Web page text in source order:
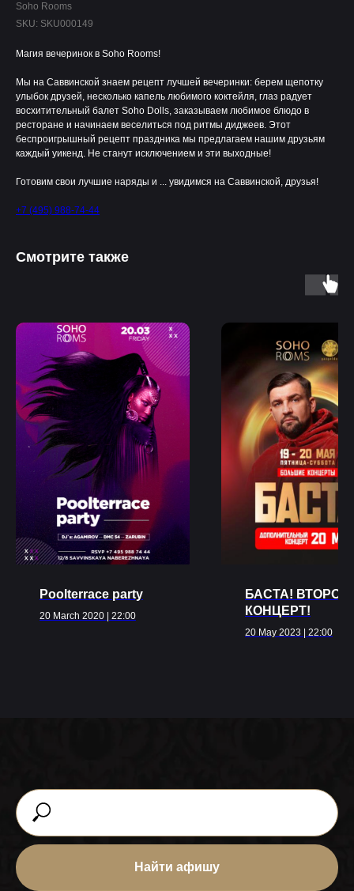
Soho Rooms
SKU: SKU000149
Магия вечеринок в Soho Rooms!
Мы на Саввинской знаем рецепт лучшей вечеринки: берем щепотку
улыбок друзей, несколько капель любимого коктейля, глаз радует
восхитительный балет Soho Dolls, заказываем любимое блюдо в
ресторане и начинаем веселиться под ритмы диджеев. Этот
беспроигрышный рецепт праздника мы предлагаем нашим друзьям
каждый уикенд. Не станут исключением и эти выходные!
Готовим свои лучшие наряды и ... увидимся на Саввинской, друзья!
+7 (495) 988-74-44
Смотрите также
Poolterrace party
20 March 2020 | 22:00
БАСТА! ВТОРОЙ
КОНЦЕРТ!
20 May 2023 | 22:00
Найти афишу
Ближайшие
события